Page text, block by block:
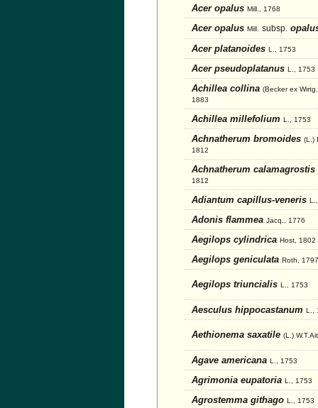
Acer opalus Mill., 1768
Acer opalus Mill. subsp.
Acer platanoides L., 1753
Acer pseudoplatanus L., 1753
Achillea collina (Becker ex
1883
Achillea millefolium L., 1753
Achnatherum bromoides (L.)
1812
Achnatherum calamagrostis
1812
Adiantum capillus-veneris
Adonis flammea Jacq., 1776
Aegilops cylindrica Host, 1802
Aegilops geniculata Roth, 1797
Aegilops triuncialis L., 1753
Aesculus hippocastanum L.,
Aethionema saxatile (L.)
Agave americana L., 1753
Agrimonia eupatoria L., 1753
Agrostemma githago L., 1753